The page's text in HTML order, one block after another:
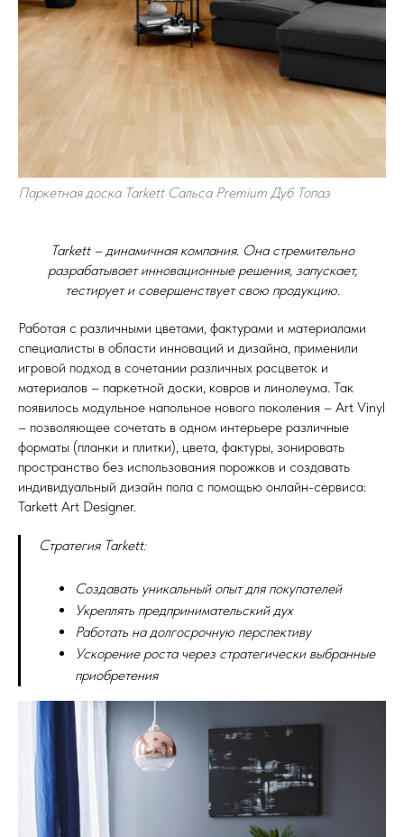
Паркетная доска Tarkett Сальса Premium Дуб Топаз
Tarkett – динамичная компания. Она стремительно
разрабатывает инновационные решения, запускает,
тестирует и совершенствует свою продукцию.
Работая с различными цветами, фактурами и материалами
специалисты в области инноваций и дизайна, применили
игровой подход в сочетании различных расцветок и
материалов – паркетной доски, ковров и линолеума. Так
появилось модульное напольное нового поколения – Art Vinyl
– позволяющее сочетать в одном интерьере различные
форматы (планки и плитки), цвета, фактуры, зонировать
пространство без использования порожков и создавать
индивидуальный дизайн пола с помощью онлайн-сервиса:
Tarkett Art Designer.
Стратегия Tarkett:
Создавать уникальный опыт для покупателей
Укреплять предпринимательский дух
Работать на долгосрочную перспективу
Ускорение роста через стратегически выбранные
приобретения